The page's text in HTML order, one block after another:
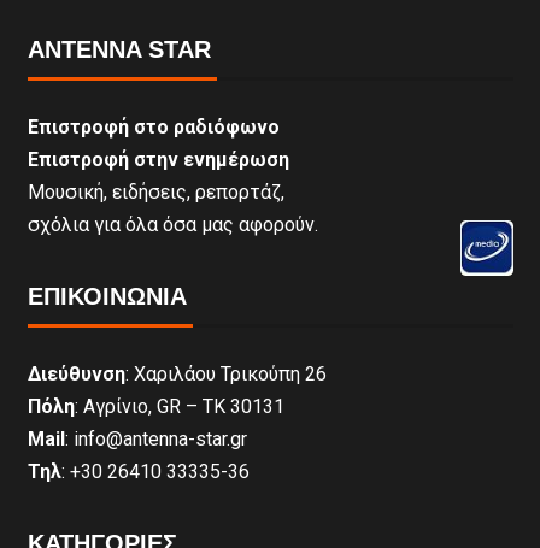
ANTENNA STAR
Επιστροφή στο ραδιόφωνο
Επιστροφή στην ενημέρωση
Μουσική, ειδήσεις, ρεπορτάζ,
σχόλια για όλα όσα μας αφορούν.
ΕΠΙΚΟΙΝΩΝΊΑ
Διεύθυνση: Χαριλάου Τρικούπη 26
Πόλη: Αγρίνιο, GR – ΤΚ 30131
Mail: info@antenna-star.gr
Τηλ: +30 26410 33335-36